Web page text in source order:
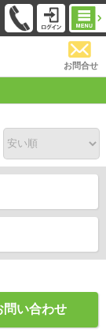
お問合せ
問い合わせ